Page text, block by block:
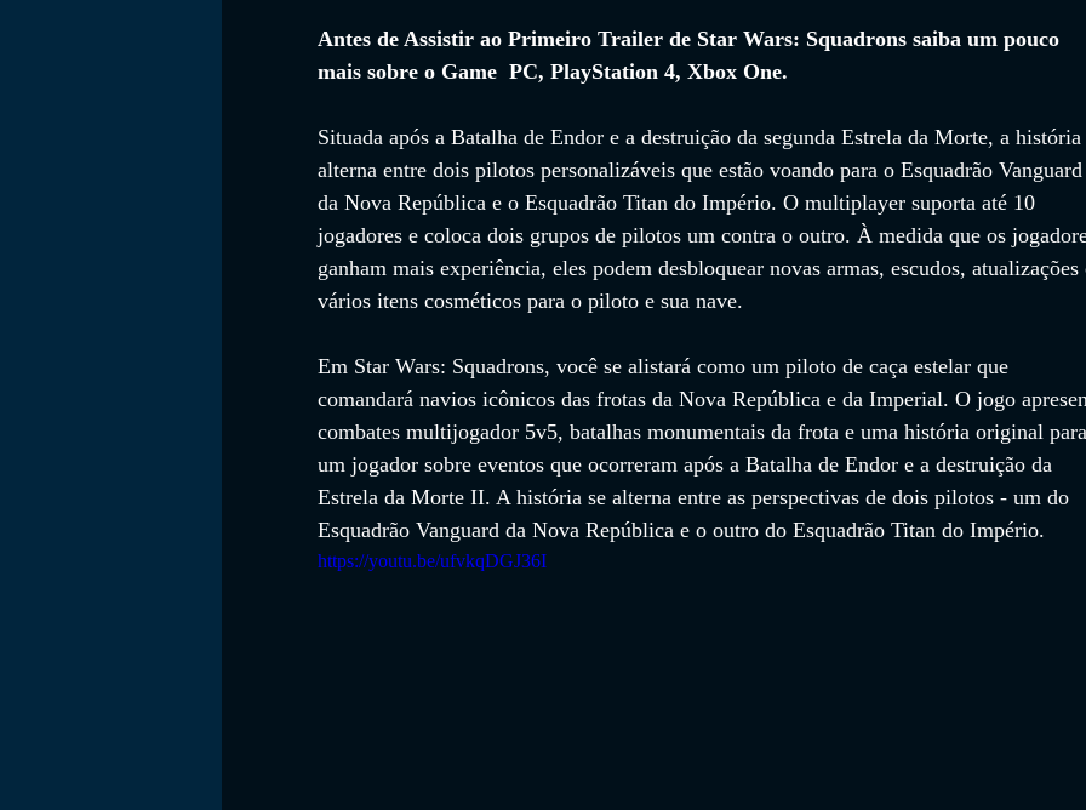
Antes de Assistir ao Primeiro Trailer de Star Wars: Squadrons saiba um pouco
mais sobre o Game  PC, PlayStation 4, Xbox One.
Situada após a Batalha de Endor e a destruição da segunda Estrela da Morte, a
alterna entre dois pilotos personalizáveis ​​que estão voando para o Esquadrão
da Nova República e o Esquadrão Titan do Império. O multiplayer suporta até 10
jogadores e coloca dois grupos de pilotos um contra o outro. À medida que os
ganham mais experiência, eles podem desbloquear novas armas, escudos,
vários itens cosméticos para o piloto e sua nave.
Em Star Wars: Squadrons, você se alistará como um piloto de caça estelar que
comandará navios icônicos das frotas da Nova República e da Imperial. O jogo
combates multijogador 5v5, batalhas monumentais da frota e uma história original
um jogador sobre eventos que ocorreram após a Batalha de Endor e a destruição da
Estrela da Morte II. A história se alterna entre as perspectivas de dois pilotos - um do
Esquadrão Vanguard da Nova República e o outro do Esquadrão Titan do Império.
https://youtu.be/ufvkqDGJ36I